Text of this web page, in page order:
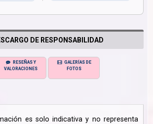
DE RESPONSABILIDAD
RESEÑAS Y
VALORACIONES
GALERÍAS DE
FOTOS
es solo indicativa y no representa